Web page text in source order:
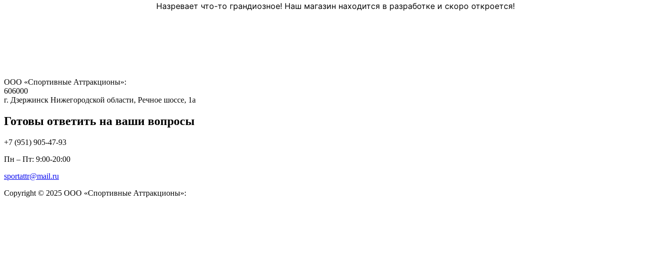
Назревает что-то грандиозное! Наш магазин находится в разработке и скоро откроется!
ООО «Спортивные Аттракционы»:
606000
г. Дзержинск Нижегородской области, Речное шоссе, 1а
Готовы ответить на ваши вопросы
+7 (951) 905-47-93
Пн – Пт: 9:00-20:00
sportattr@mail.ru
Copyright © 2025 ООО «Спортивные Аттракционы»: